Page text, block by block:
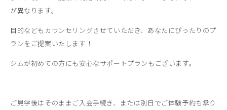
が異なります。
目的などもカウンセリングさせていただき、あなたにぴったりのプ
ランをご提案いたします！
ジムが初めての方にも安心なサポートプランもございます。
ご見学後はそのままご入会手続き、または別日でご体験予約も承り